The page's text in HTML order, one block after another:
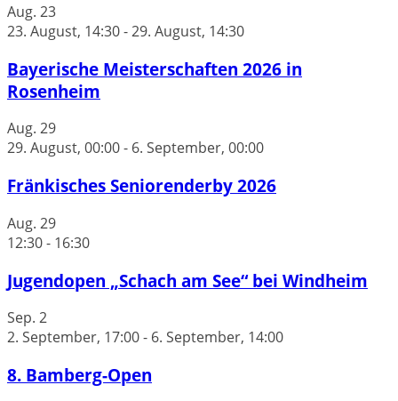
Aug. 23
23. August, 14:30-29. August, 14:30
Bayerische Meisterschaften 2026 in
Rosenheim
Aug. 29
29. August, 00:00- 6. September, 00:00
Fränkisches Seniorenderby 2026
Aug. 29
12:30- 16:30
Jugendopen „Schach am See“ bei Windheim
Sep. 2
2. September, 17:00- 6. September, 14:00
8. Bamberg-Open